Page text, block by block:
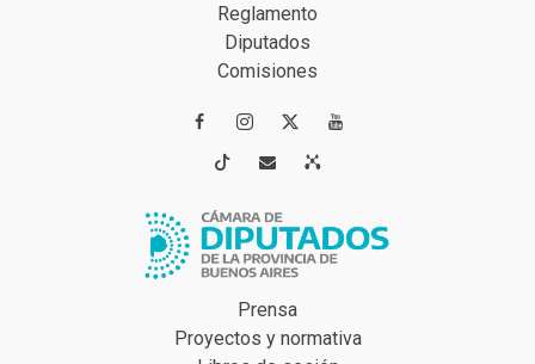
Reglamento
Diputados
Comisiones
 
 
Prensa
Proyectos y normativa